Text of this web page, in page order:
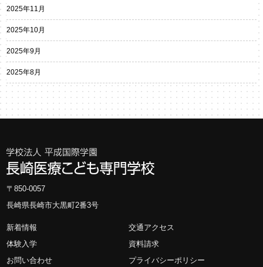
2025年11月
2025年10月
2025年9月
2025年8月
〒850-0057
長崎県長崎市大黒町2番3号
新着情報
交通アクセス
体験入学
資料請求
お問い合わせ
プライバシーポリシー